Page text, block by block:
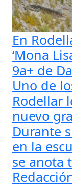
En
‘Mona
9a+ de
Uno de
Rodellar
nuevo
Durante
en la
se anota